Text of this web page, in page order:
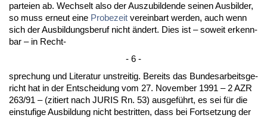
par­tei­en ab. Wech­selt al­so der Aus­zu­bil­den­de sei­nen Aus­bil­der,
so muss er­neut ei­ne Pro­be­zeit ver­ein­bart wer­den, auch wenn
sich der Aus­bil­dungs­be­ruf nicht ändert. Dies ist – so­weit er­kenn­
bar – in Recht-
- 6 -
spre­chung und Li­te­ra­tur un­strei­tig. Be­reits das Bun­des­ar­beits­ge­
richt hat in der Ent­schei­dung vom 27. No­vem­ber 1991 – 2 AZR
263/91 – (zi­tiert nach JURIS Rn. 53) aus­geführt, es sei für die
ein­stu­fi­ge Aus­bil­dung nicht be­strit­ten, dass bei Fort­set­zung der